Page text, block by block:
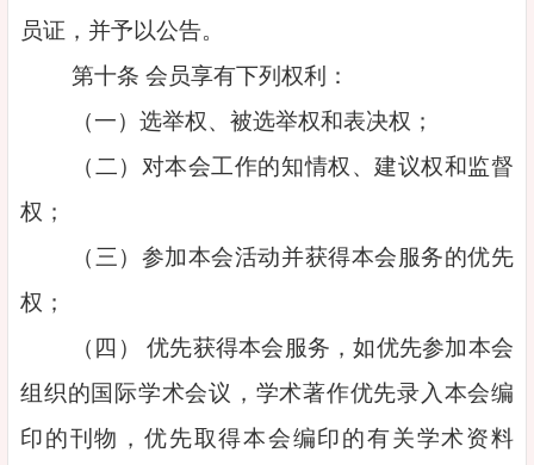
员证，并予以公告。
第十条 会员享有下列权利：
（一）选举权、被选举权和表决权；
（二）对本会工作的知情权、建议权和监督
权；
（三）参加本会活动并获得本会服务的优先
权；
（四） 优先获得本会服务，如优先参加本会
组织的国际学术会议，学术著作优先录入本会编
印的刊物，优先取得本会编印的有关学术资料